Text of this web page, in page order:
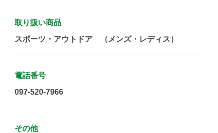
取り扱い商品
スポーツ・アウトドア （メンズ・レディス）
電話番号
097-520-7966
その他